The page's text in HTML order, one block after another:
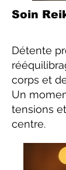
Soin
Détente
corps et
Un
tensions
centre.